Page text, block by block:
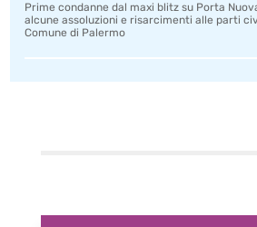
Prime condanne dal maxi blitz su Porta
alcune assoluzioni e risarcimenti alle parti
Comune di Palermo